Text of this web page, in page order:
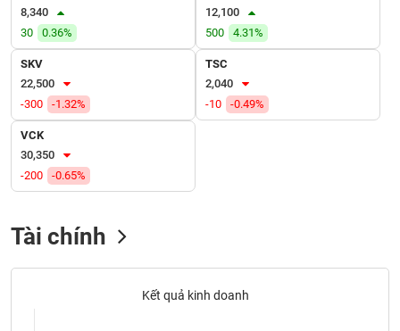
8,340
30
0.36%
12,100
500
4.31%
SKV
22,500
-300
-1.32%
TSC
2,040
-10
-0.49%
VCK
30,350
-200
-0.65%
Tài chính
Kết quả kinh doanh
ÍCH
BẤT
ĐỘNG
SẢN
Mã
khoán
(-)
Chứng